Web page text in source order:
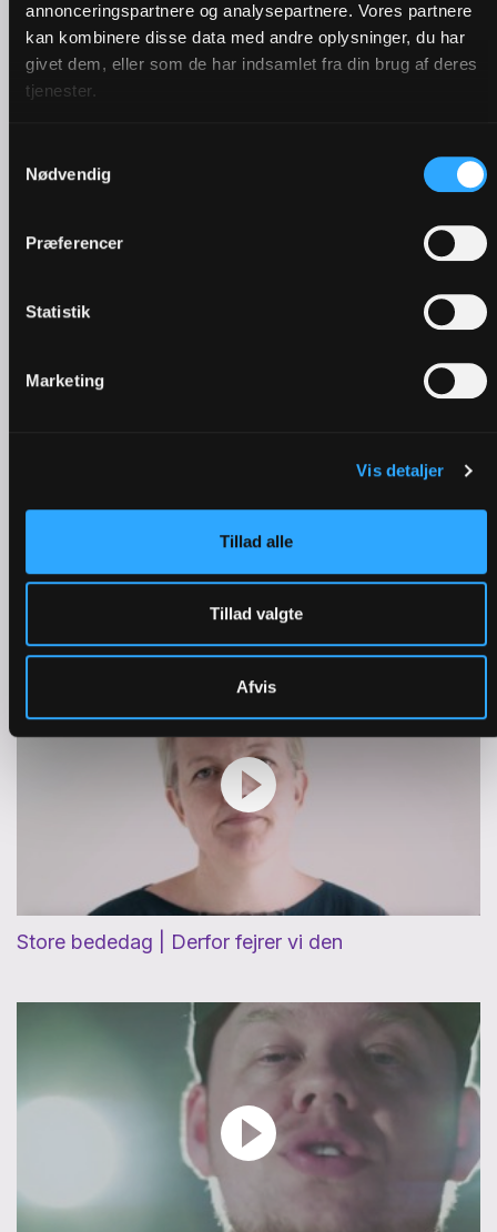
annonceringspartnere og analysepartnere. Vores partnere
kan kombinere disse data med andre oplysninger, du har
givet dem, eller som de har indsamlet fra din brug af deres
tjenester.
Nødvendig
Præferencer
Statistik
Marketing
Vis detaljer
Tillad alle
Tillad valgte
Afvis
Pinse | Derfor fejrer vi den
Pinse | Derfor spiser vi fisk
Store bededag | Derfor fejrer vi den